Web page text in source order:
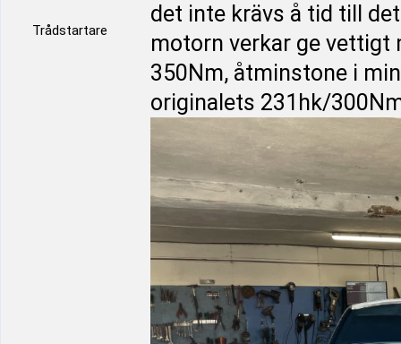
Trådstartare
det inte krävs å tid till
motorn verkar ge vettigt
350Nm, åtminstone i
originalets 231hk/